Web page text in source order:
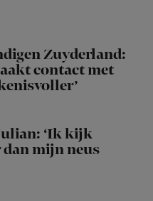
Zuyderland:
contact met
‘Ik kijk
dan mijn neus